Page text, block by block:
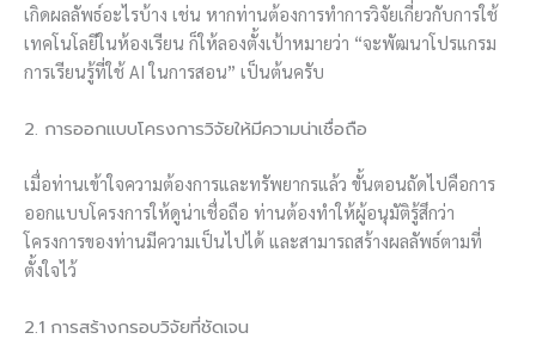
เกิดผลลัพธ์อะไรบ้าง เช่น หากท่านต้องการทำการวิจัยเกี่ยวกับการใช้
เทคโนโลยีในห้องเรียน ก็ให้ลองตั้งเป้าหมายว่า “จะพัฒนาโปรแกรม
การเรียนรู้ที่ใช้ AI ในการสอน” เป็นต้นครับ
2. การออกแบบโครงการวิจัยให้มีความน่าเชื่อถือ
เมื่อท่านเข้าใจความต้องการและทรัพยากรแล้ว ขั้นตอนถัดไปคือการ
ออกแบบโครงการให้ดูน่าเชื่อถือ ท่านต้องทำให้ผู้อนุมัติรู้สึกว่า
โครงการของท่านมีความเป็นไปได้ และสามารถสร้างผลลัพธ์ตามที่
ตั้งใจไว้
2.1 การสร้างกรอบวิจัยที่ชัดเจน